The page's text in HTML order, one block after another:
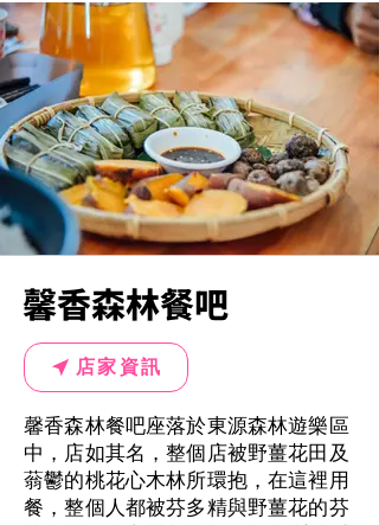
馨香森林餐吧
店家資訊
馨香森林餐吧座落於東源森林遊樂區
中，店如其名，整個店被野薑花田及
蓊鬱的桃花心木林所環抱，在這裡用
餐，整個人都被芬多精與野薑花的芬